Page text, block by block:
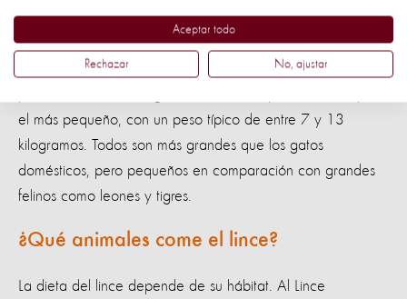
¿Cuánto pesa un lince?
El Lince Euroasiático es la especie más grande, con un
el más pequeño, con un peso típico de entre 7 y 13
kilogramos. Todos son más grandes que los gatos
domésticos, pero pequeños en comparación con grandes
felinos como leones y tigres.
¿Qué animales come el lince?
La dieta del lince depende de su hábitat. Al Lince
Aceptar todo
Rechazar No, ajustar